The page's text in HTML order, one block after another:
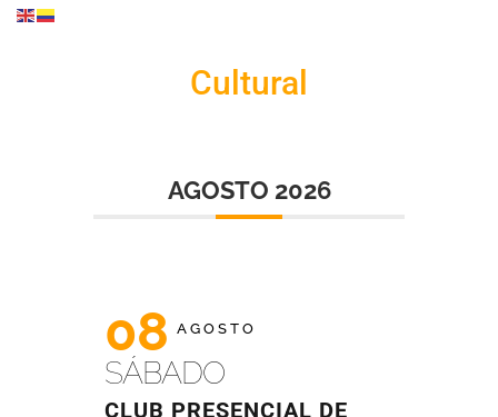
Cultural
AGOSTO 2026
08 AGOSTO
SÁBADO
CLUB PRESENCIAL DE